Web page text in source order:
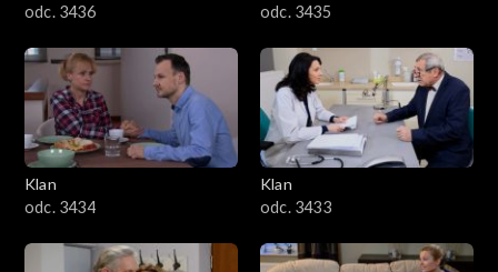
odc. 3436
odc. 3435
Klan
odc. 3434
Klan
odc. 3433